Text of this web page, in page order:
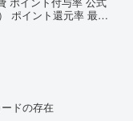
ポイント還元率 最高
ドの存在